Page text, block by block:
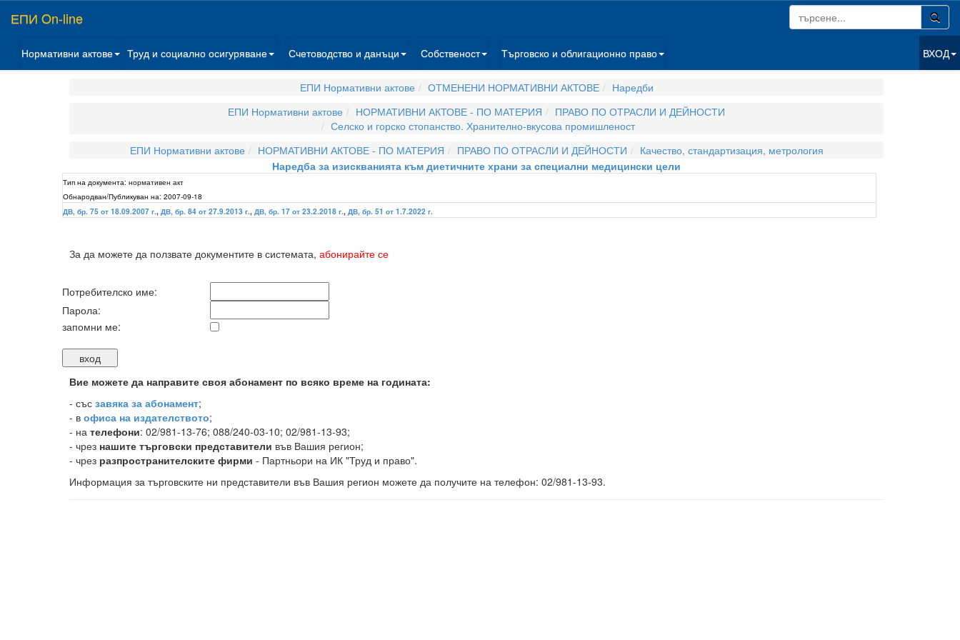
ЕПИ On-line
Нормативни актове Труд и социално осигуряване Счетоводство и данъци Собственост Търговско и облигационно право ВХОД
ЕПИ Нормативни актове ОТМЕНЕНИ НОРМАТИВНИ АКТОВЕ
Наредби
ЕПИ Нормативни актове
НОРМАТИВНИ АКТОВЕ - ПО МАТЕРИЯ
ПРАВО ПО ОТРАСЛИ И ДЕЙНОСТИ
Селско и горско стопанство. Хранително-вкусова промишленост
ЕПИ Нормативни актове
НОРМАТИВНИ АКТОВЕ - ПО МАТЕРИЯ ПРАВО ПО ОТРАСЛИ И ДЕЙНОСТИ
Качество, стандартизация, метрология
Наредба за изискванията към диетичните храни за специални медицински цели
Тип на документа: нормативен акт
Обнародван/Публикуван на: 2007-09-18
ДВ, бр. 75 от 18.09.2007 г., ДВ, бр. 84 от 27.9.2013 г., ДВ, бр. 17 от 23.2.2018 г., ДВ, бр. 51 от 1.7.2022 г.
За да можете да ползвате документите в системата, абонирайте се
Потребителско име:
Парола:
запомни ме:
Вие можете да направите своя абонамент по всяко време на годината:
- със завяка за абонамент;
- в офиса на издателството;
- на телефони: 02/981-13-76; 088/240-03-10; 02/981-13-93;
- чрез нашите търговски представители във Вашия регион;
- чрез разпространителските фирми - Партньори на ИК "Труд и право".
Информация за търговските ни представители във Вашия регион можете да получите на телефон: 02/981-13-93.